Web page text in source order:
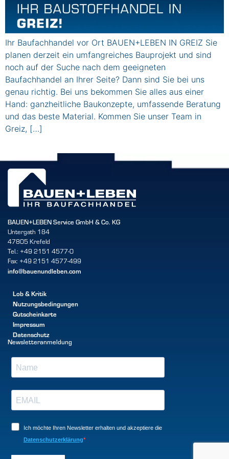
Ihr Baufachhandel vor Ort BAUEN+LEBEN IN GREIZ Sie
planen derzeit ein umfangreiches Bauprojekt und sind
noch auf der Suche nach dem geeigneten
Baufachhandel an Ihrer Seite? Dann sind Sie bei uns
genau richtig. Bei uns bekommen Sie alles aus einer
Hand: ganzheitliche Baukonzepte, umfassende Beratung
und das beste Material. Kommen Sie unser Team in
Greiz, […]
BAUEN+LEBEN Service GmbH & Co. KG
Untergath 184
47805 Krefeld
Tel.: +49 2151 4577-0
Fax: +49 2151 4577-499
info@bauenundleben.com
Lob & Kritik
Nutzungsbedingungen
Gutscheinkarte
Impressum
Datenschutz
Newsletteranmeldung
Ich möchte Ihren Newsletter erhalten und akzeptiere die
Datenschutzerklärung